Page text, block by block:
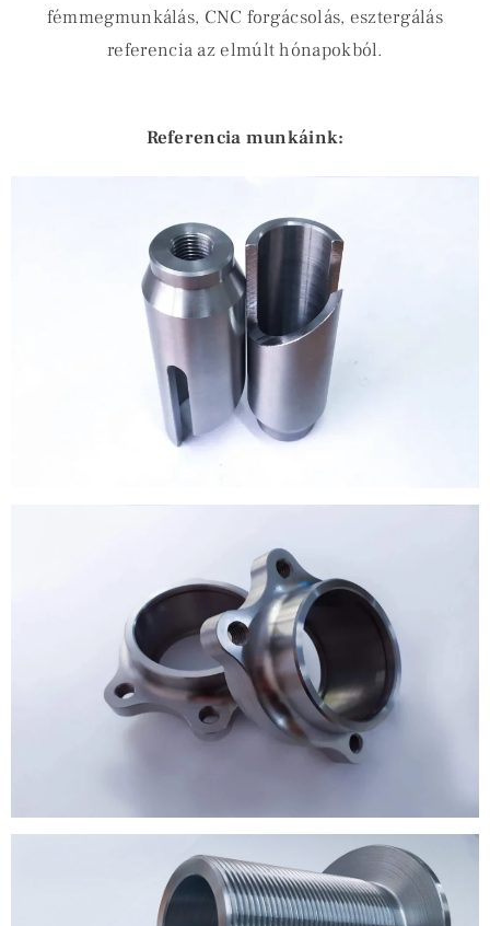
fémmegmunkálás, CNC forgácsolás, esztergálás
referencia az elmúlt hónapokból.
Referencia munkáink: